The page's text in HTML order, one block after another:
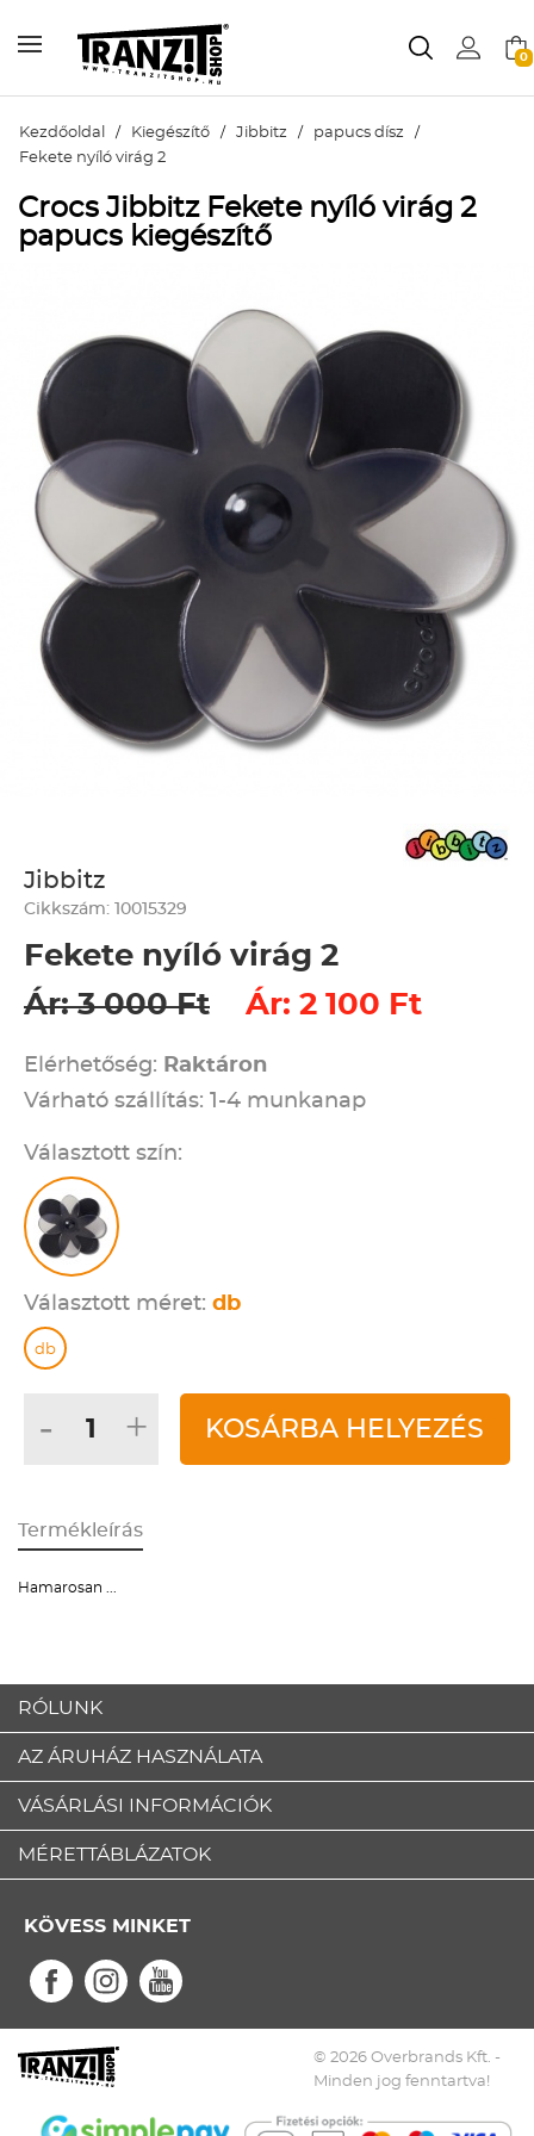
0
Kezdőoldal / Kiegészítő / Jibbitz / papucs dísz /
Fekete nyíló virág 2
Crocs Jibbitz Fekete nyíló virág 2
papucs kiegészítő
Jibbitz
Cikkszám: 10015329
Fekete nyíló virág 2
Ár: 3 000 Ft
Ár: 2 100 Ft
Elérhetőség: Raktáron
Várható szállítás: 1-4 munkanap
Választott szín:
Választott méret: db
db
- + KOSÁRBA HELYEZÉS
Termékleírás
Hamarosan ...
RÓLUNK
AZ ÁRUHÁZ HASZNÁLATA
VÁSÁRLÁSI INFORMÁCIÓK
MÉRETTÁBLÁZATOK
KÖVESS MINKET
© 2026 Overbrands Kft. -
Minden jog fenntartva!